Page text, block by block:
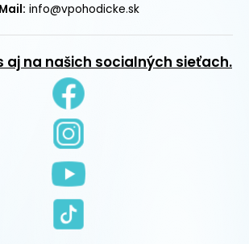
Mail: info@vpohodicke.sk
aj na našich socialných sieťach.